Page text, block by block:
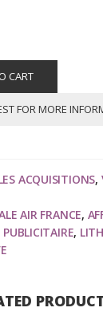
CART
FOR MORE
ACQUISITIONS,
AIR FRANCE,
PUBLICITAIRE,